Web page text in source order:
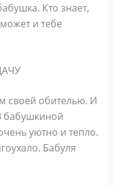
Кто знает,
и тебе
своей обителью. И
бабушкиной
уютно и тепло.
Бабуля